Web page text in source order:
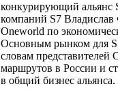
конкурирующий альянс
компаний S7 Владислав
Oneworld по
Основным рынком для
словам
маршрутов в России и
в общий бизнес альянса.